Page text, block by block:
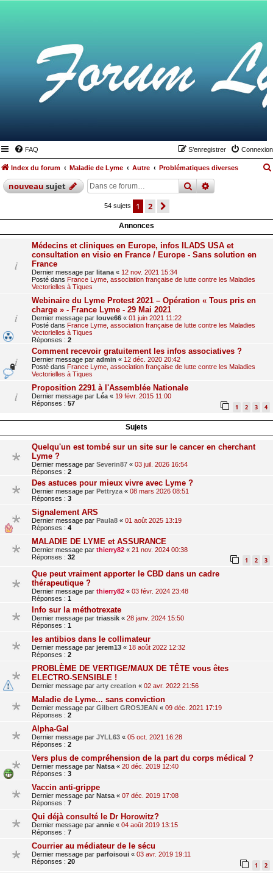
FAQ Connexion
S’enregistrer
Index du forum Maladie de Lyme Autre Problématiques diverses
nouveausujet rechercher
recherche
54 sujets 1 2
Annonces
Médecins et cliniques en Europe, infos ILADS USA et
consultation en visio en France / Europe - Sans solution en
France
Dernier message par litana « 12 nov. 2021 15:34
Posté dans France Lyme, association française de lutte contre les Maladies
Vectorielles à Tiques
Webinaire du Lyme Protest 2021 – Opération « Tous pris en
charge » - France Lyme - 29 Mai 2021
Dernier message par louve66 « 01 juin 2021 11:22
Posté dans France Lyme, association française de lutte contre les Maladies
Vectorielles à Tiques
Réponses : 2
Comment recevoir gratuitement les infos associatives ?
Dernier message par admin « 12 déc. 2020 20:42
Posté dans France Lyme, association française de lutte contre les Maladies
Vectorielles à Tiques
Proposition 2291 à l'Assemblée Nationale
Dernier message par Léa « 19 févr. 2015 11:00
Réponses : 57 1 2 3 4
Sujets
Quelqu'un est tombé sur un site sur le cancer en cherchant
Lyme ?
Dernier message par Severin87 « 03 juil. 2026 16:54
Réponses : 2
Des astuces pour mieux vivre avec Lyme ?
Dernier message par Pettryza « 08 mars 2026 08:51
Réponses : 3
Signalement ARS
Dernier message par Paula8 « 01 août 2025 13:19
Réponses : 4
MALADIE DE LYME et ASSURANCE
Dernier message par thierry82 « 21 nov. 2024 00:38
Réponses : 32 1 2 3
Que peut vraiment apporter le CBD dans un cadre
thérapeutique ?
Dernier message par thierry82 « 03 févr. 2024 23:48
Réponses : 1
Info sur la méthotrexate
Dernier message par triassik « 28 janv. 2024 15:50
Réponses : 1
les antibios dans le collimateur
Dernier message par jerem13 « 18 août 2022 12:32
Réponses : 2
PROBLÈME DE VERTIGE/MAUX DE TÊTE vous êtes
ELECTRO-SENSIBLE !
Dernier message par arty creation « 02 avr. 2022 21:56
Maladie de Lyme... sans conviction
Dernier message par Gilbert GROSJEAN « 09 déc. 2021 17:19
Réponses : 2
Alpha-Gal
Dernier message par JYLL63 « 05 oct. 2021 16:28
Réponses : 2
Vers plus de compréhension de la part du corps médical ?
Dernier message par Natsa « 20 déc. 2019 12:40
Réponses : 3
Vaccin anti-grippe
Dernier message par Natsa « 07 déc. 2019 17:08
Réponses : 7
Qui déjà consulté le Dr Horowitz?
Dernier message par annie « 04 août 2019 13:15
Réponses : 7
Courrier au médiateur de le sécu
Dernier message par parfoisoui « 03 avr. 2019 19:11
Réponses : 20 1 2